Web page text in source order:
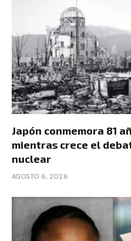
Japón conmemora 81
mientras crece el
nuclear
AGOSTO 6, 2026